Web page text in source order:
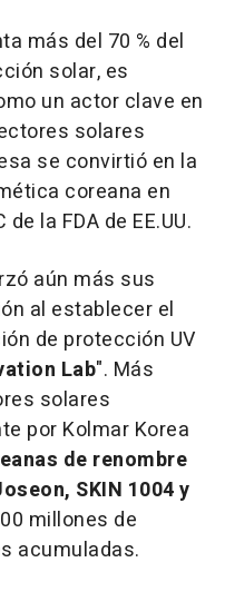
más del 70 % del
solar, es
un actor clave en
solares
se convirtió en la
coreana en
la FDA de EE.UU.
aún más sus
al establecer el
de protección UV
Lab". Más
solares
por Kolmar Korea
de renombre
SKIN 1004 y
millones de
acumuladas.